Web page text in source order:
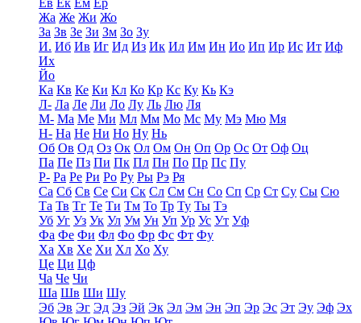
Ев Ек Ем Ер
Жа Же Жи Жо
За Зв Зе Зи Зм Зо Зу
И. Иб Ив Иг Ид Из Ик Ил Им Ин Ио Ип Ир Ис Ит Иф
Их
Йо
Ка Кв Ке Ки Кл Ко Кр Кс Ку Кь Кэ
Л- Ла Ле Ли Ло Лу Ль Лю Ля
М- Ма Ме Ми Мл Мм Мо Мс Му Мэ Мю Мя
Н- На Не Ни Но Ну Нь
Об Ов Од Оз Ок Ол Ом Он Оп Ор Ос От Оф Оц
Па Пе Пз Пи Пк Пл Пн По Пр Пс Пу
Р- Ра Ре Ри Ро Ру Ры Рэ Ря
Са Сб Св Се Си Ск Сл См Сн Со Сп Ср Ст Су Сы Сю
Та Тв Тг Те Ти Тм То Тр Ту Ты Тэ
Уб Уг Уз Ук Ул Ум Ун Уп Ур Ус Ут Уф
Фа Фе Фи Фл Фо Фр Фс Фт Фу
Ха Хв Хе Хи Хл Хо Ху
Це Ци Цф
Ча Че Чи
Ша Шв Ши Шу
Эб Эв Эг Эд Эз Эй Эк Эл Эм Эн Эп Эр Эс Эт Эу Эф Эх